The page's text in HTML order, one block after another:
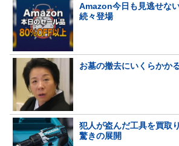
Amazon今日も見逃せな
続々登場
お墓の撤去にいくらかか
犯人が盗んだ工具を買取
驚きの展開